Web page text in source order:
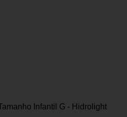
Infantil G - Hidrolight